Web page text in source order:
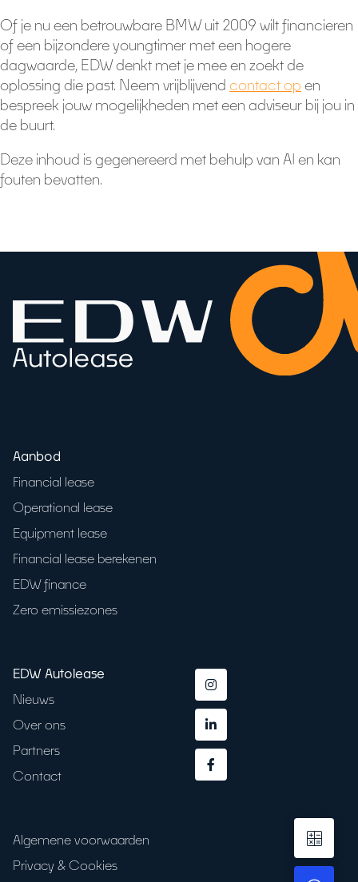
Of je nu een betrouwbare BMW uit 2009 wilt financieren
of een bijzondere youngtimer met een hogere
dagwaarde, EDW denkt met je mee en zoekt de
oplossing die past. Neem vrijblijvend contact op en
bespreek jouw mogelijkheden met een adviseur bij jou in
de buurt.
Deze inhoud is gegenereerd met behulp van AI en kan
fouten bevatten.
Aanbod
Financial lease
Operational lease
Equipment lease
Financial lease berekenen
EDW finance
Zero emissiezones
EDW Autolease
Nieuws
Over ons
Partners
Contact
Algemene voorwaarden
Privacy & Cookies